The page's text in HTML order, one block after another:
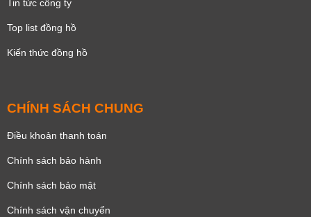
Tin tức công ty
Top list đồng hồ
Kiến thức đồng hồ
CHÍNH SÁCH CHUNG
Điều khoản thanh toán
Chính sách bảo hành
Chính sách bảo mật
Chính sách vận chuyển